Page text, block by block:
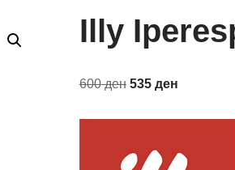
Illy
600ден 535 ден